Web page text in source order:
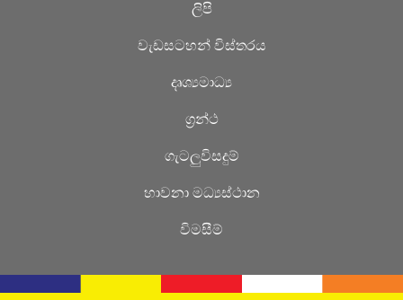
ලිපි
වැඩසටහන් විස්තරය
දෘශ්‍යමාධ්‍ය
ග්‍රන්ථ
ගැටලුවිසදුම්
හාවනා මධ්‍යස්ථාන
විමසීම්